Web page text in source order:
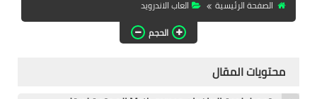
تطبيقات المشاهدة
تطبيقات مشاهدة الافلام
الصفحة الرئيسية
العاب الاندرويد
الحجم
محتويات المقال